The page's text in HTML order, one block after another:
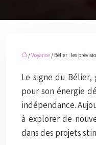
/Voyance / Bélier : les
Le signe du Bélier,
pour son énergie
indépendance.
à explorer de
dans des projets